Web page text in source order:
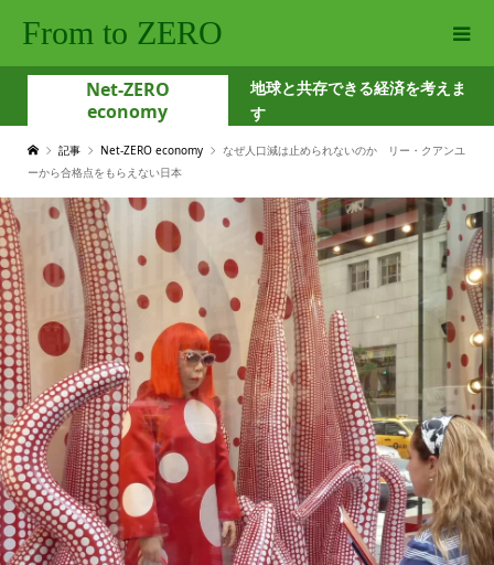
From to ZERO
Net-ZERO
economy
地球と共存できる経済を考えま
す
記事 Net-ZERO economy
なぜ人口減は止められないのか リー・クアンユ
ーから合格点をもらえない日本